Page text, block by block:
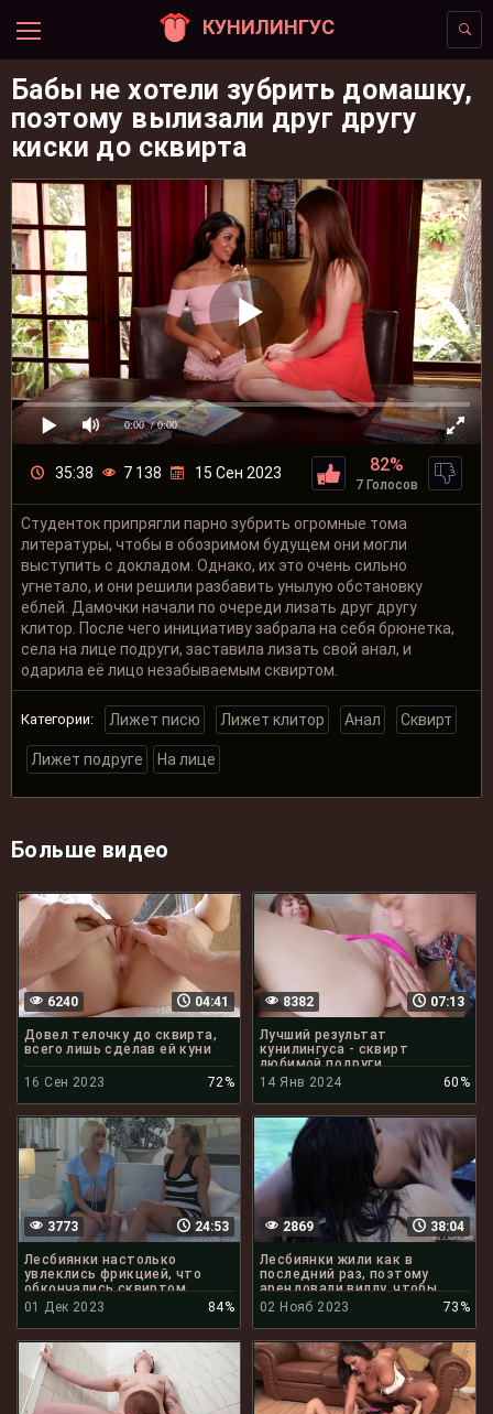
КУНИЛИНГУС
Бабы не хотели зубрить домашку,
поэтому вылизали друг другу
киски до сквирта
0:00 / 0:00
35:38 7 138 15 Сен 2023 82%
7 Голосов
Студенток припрягли парно зубрить огромные тома
литературы, чтобы в обозримом будущем они могли
выступить с докладом. Однако, их это очень сильно
угнетало, и они решили разбавить унылую обстановку
еблей. Дамочки начали по очереди лизать друг другу
клитор. После чего инициативу забрала на себя брюнетка,
села на лице подруги, заставила лизать свой анал, и
одарила её лицо незабываемым сквиртом.
Категории: Лижет писю Лижет клитор Анал Сквирт
Лижет подруге На лице
Больше видео
04:41
6240
Довел телочку до сквирта,
всего лишь сделав ей куни
16 Сен 2023 72%
07:13
8382
Лучший результат
кунилингуса - сквирт
любимой подруги
14 Янв 2024
60%
24:53
3773
Лесбиянки настолько
увлеклись фрикцией, что
обкончались сквиртом
01 Дек 2023
84%
38:04
2869
Лесбиянки жили как в
последний раз, поэтому
арендовали виллу, чтобы
полизать писю
02 Нояб 2023 73%